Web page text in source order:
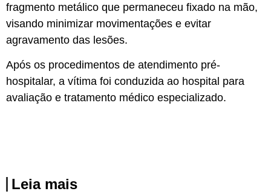
fragmento metálico que permaneceu fixado na mão,
visando minimizar movimentações e evitar
agravamento das lesões.
Após os procedimentos de atendimento pré-
hospitalar, a vítima foi conduzida ao hospital para
avaliação e tratamento médico especializado.
Leia mais